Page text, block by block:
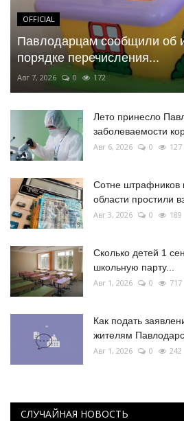
OFFICIAL
Павлодарцам сообщили об
порядке перечисления...
Авг 7, 2026 0 172
Лето принесло
заболеваемости
Авг 6, 2026 0 127
Сотне штрафников
области простили
Авг 3, 2026 0 189
Сколько детей 1
школьную парту...
Авг 1, 2026 0 717
Как подать
жителям
Авг 1, 2026 0 242
СЛУЧАЙНАЯ НОВОСТЬ